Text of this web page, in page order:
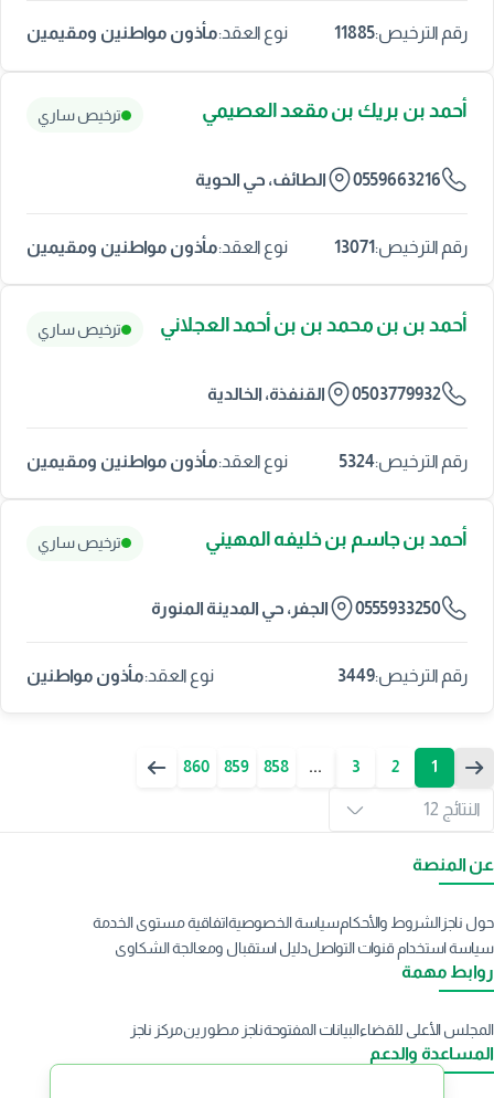
رقم الترخيص:11885 نوع العقد:مأذون مواطنين ومقيمين
أحمد بن بريك بن مقعد العصيمي ترخيص ساري
0559663216 الطائف، حي الحوية
رقم الترخيص:13071 نوع العقد:مأذون مواطنين ومقيمين
أحمد بن بن محمد بن بن أحمد العجلاني ترخيص ساري
0503779932 القنفذة، الخالدية
رقم الترخيص:5324 نوع العقد:مأذون مواطنين ومقيمين
أحمد بن جاسم بن خليفه المهيني ترخيص ساري
0555933250 الجفر، حي المدينة المنورة
رقم الترخيص:3449 نوع العقد:مأذون مواطنين
1
2
3
...
858
859
860
النتائج 12
عن المنصة
حول ناجزالشروط والأحكامسياسة الخصوصيةاتفاقية مستوى الخدمة
سياسة استخدام قنوات التواصلدليل استقبال ومعالجة الشكاوى
روابط مهمة
المجلس الأعلى للقضاءالبيانات المفتوحةناجز مطورينمركز ناجز
المساعدة والدعم